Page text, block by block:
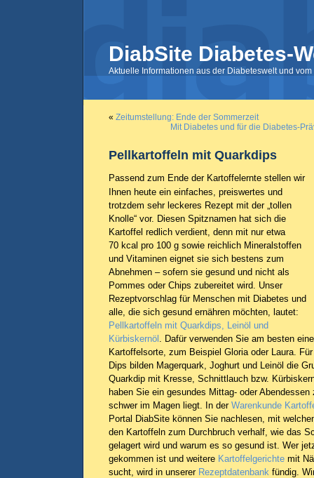
DiabSite Diabetes-
Aktuelle Informationen aus der Diabeteswelt und
« Zeitumstellung: Ende der Sommerzeit
Mit Diabetes und für die Diabetes-
Pellkartoffeln mit Quarkdips
Passend zum Ende der Kartoffelernte stellen wir
Ihnen heute ein einfaches, preiswertes und
trotzdem sehr leckeres Rezept mit der „tollen
Knolle“ vor. Diesen Spitznamen hat sich die
Kartoffel redlich verdient, denn mit nur etwa
70 kcal pro 100 g sowie reichlich Mineralstoffen
und Vitaminen eignet sie sich bestens zum
Abnehmen – sofern sie gesund und nicht als
Pommes oder Chips zubereitet wird. Unser
Rezeptvorschlag für Menschen mit Diabetes und
alle, die sich gesund ernähren möchten, lautet:
Pellkartoffeln mit Quarkdips, Leinöl und
Kürbiskernöl . Dafür verwenden Sie am besten
Kartoffelsorte, zum Beispiel Gloria oder Laura.
Dips bilden Magerquark, Joghurt und Leinöl die
Quarkdip mit Kresse, Schnittlauch bzw.
haben Sie ein gesundes Mittag- oder
schwer im Magen liegt. In der Warenkunde
Portal DiabSite können Sie nachlesen, mit
den Kartoffeln zum Durchbruch verhalf, wie das
gelagert wird und warum es so gesund ist. Wer
gekommen ist und weitere Kartoffelgerichte mit
sucht, wird in unserer Rezeptdatenbank fündig.